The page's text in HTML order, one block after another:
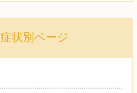
症状別ページ